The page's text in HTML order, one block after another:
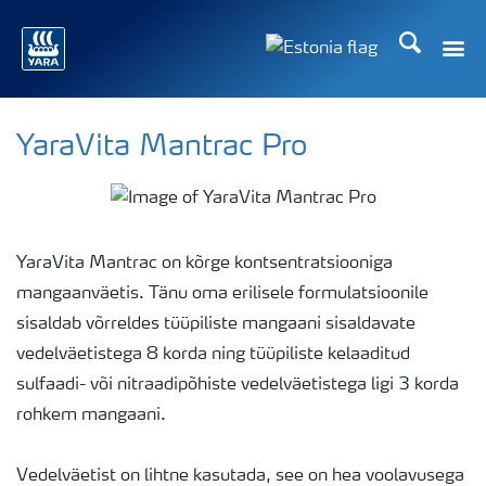
Otsi
YaraVita Mantrac Pro
YaraVita Mantrac on kõrge kontsentratsiooniga
mangaanväetis. Tänu oma erilisele formulatsioonile
sisaldab võrreldes tüüpiliste mangaani sisaldavate
vedelväetistega 8 korda ning tüüpiliste kelaaditud
sulfaadi- või nitraadipõhiste vedelväetistega ligi 3 korda
rohkem mangaani.
Vedelväetist on lihtne kasutada, see on hea voolavusega